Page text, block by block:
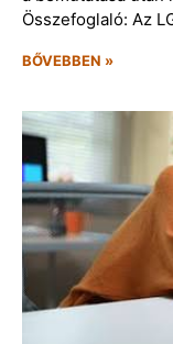
Összefoglaló: Az
BŐVEBBEN »